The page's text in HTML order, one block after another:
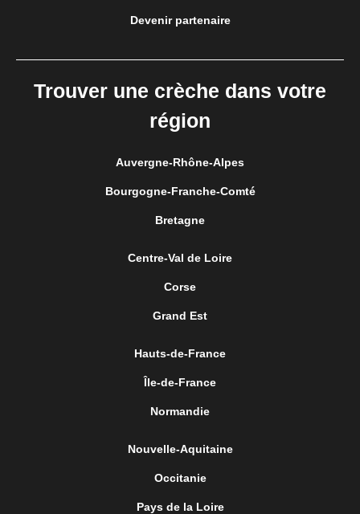
Devenir partenaire
Trouver une crèche dans votre
région
Auvergne-Rhône-Alpes
Bourgogne-Franche-Comté
Bretagne
Centre-Val de Loire
Corse
Grand Est
Hauts-de-France
Île-de-France
Normandie
Nouvelle-Aquitaine
Occitanie
Pays de la Loire